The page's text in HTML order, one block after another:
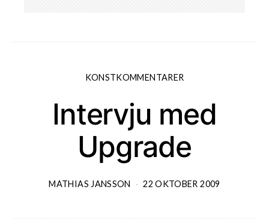
KONSTKOMMENTARER
Intervju med
Upgrade
MATHIAS JANSSON 22 OKTOBER 2009